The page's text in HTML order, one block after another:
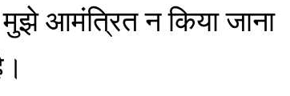
मुझे आमंत्रित न किया जाना